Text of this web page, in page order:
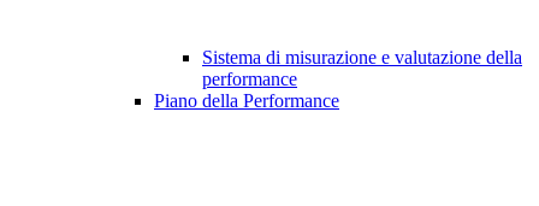
Sistema di misurazione e valutazione della
performance
Piano della Performance